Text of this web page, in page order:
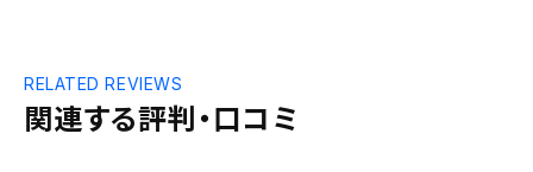
関連する評判・口コミ
RELATED REVIEWS